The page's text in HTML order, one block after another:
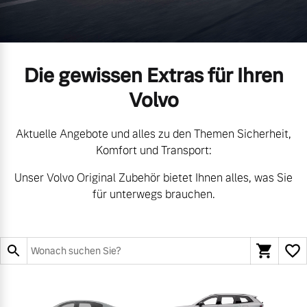
Geschäftskunden
Editionsmodelle
Volvo kauft Ihr Auto
Aktuelle Zubehörangebote
Zubehörkatalog
Service by Volvo
Die gewissen Extras für Ihren
Volvo
Aktuelle Angebote und alles zu den Themen Sicherheit,
Komfort und Transport:
Unser Volvo Original Zubehör bietet Ihnen alles, was Sie
für unterwegs brauchen.